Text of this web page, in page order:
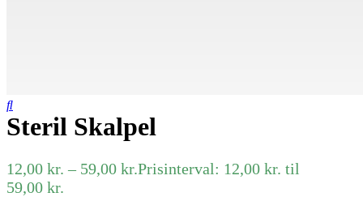
Steril Skalpel
12,00 kr. – 59,00 kr.Prisinterval: 12,00 kr. til
59,00 kr.